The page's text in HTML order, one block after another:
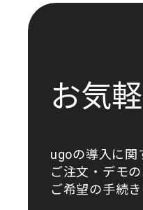
お気
ugoの導入に関
ご注文・デモ
ご希望の手続